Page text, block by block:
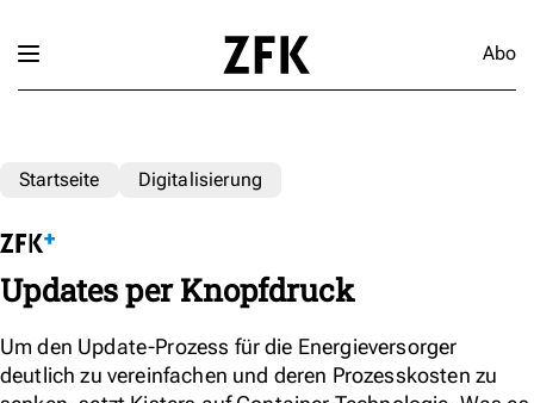
Abo
Startseite Digitalisierung
Updates per Knopfdruck
Um den Update-Prozess für die Energieversorger
deutlich zu vereinfachen und deren Prozesskosten zu